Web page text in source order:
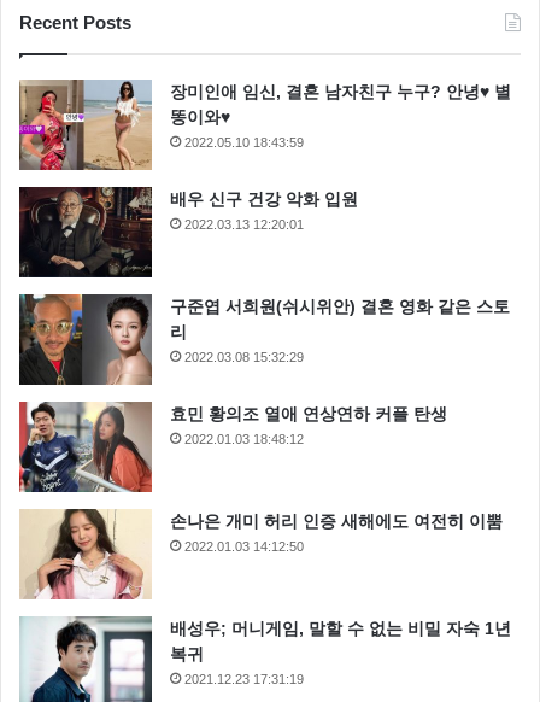
Recent Posts
장미인애 임신, 결혼 남자친구 누구? 안녕♥ 별
똥이와♥
2022.05.10 18:43:59
배우 신구 건강 악화 입원
2022.03.13 12:20:01
구준엽 서희원(쉬시위안) 결혼 영화 같은 스토
리
2022.03.08 15:32:29
효민 황의조 열애 연상연하 커플 탄생
2022.01.03 18:48:12
손나은 개미 허리 인증 새해에도 여전히 이뿜
2022.01.03 14:12:50
배성우; 머니게임, 말할 수 없는 비밀 자숙 1년
복귀
2021.12.23 17:31:19